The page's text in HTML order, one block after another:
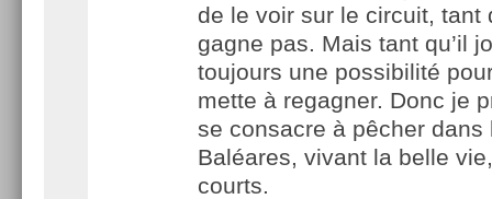
de le voir sur le circuit, tant
gagne pas. Mais tant qu’il
toujours une possibilité
mette à regagner. Donc je
se consacre à pêcher dans
Baléares, vivant la belle
courts.